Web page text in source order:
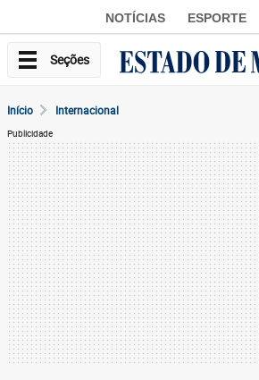
NOTÍCIAS ESPORTE
Seções
Início Internacional
Publicidade